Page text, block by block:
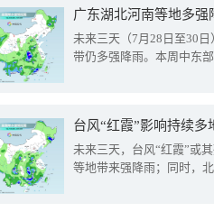
广东湖北河南等地多
未来三天（7月28日至30
带仍多强降雨。本周中东
台风“红霞”影响持续
未来三天，台风“红霞”或
等地带来强降雨；同时，